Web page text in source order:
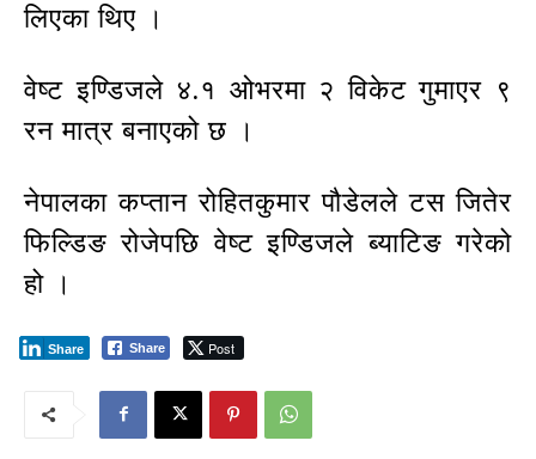
लिएका थिए ।
वेष्ट इण्डिजले ४.१ ओभरमा २ विकेट गुमाएर ९
रन मात्र बनाएको छ ।
नेपालका कप्तान रोहितकुमार पौडेलले टस जितेर
फिल्डिङ रोजेपछि वेष्ट इण्डिजले ब्याटिङ गरेको
हो ।
Share Post
Share